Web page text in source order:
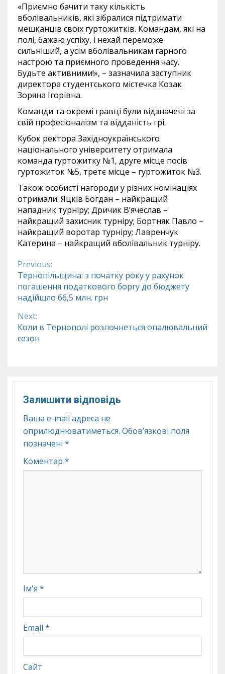
«Приємно бачити таку кількість
вболівальників, які зібралися підтримати
мешканців своїх гуртожитків. Командам, які на
полі, бажаю успіху, і нехай переможе
сильніший, а усім вболівальникам гарного
настрою та приємного проведення часу.
Будьте активними!», – зазначила заступник
директора студентського містечка Козак
Зоряна Ігорівна.
Команди та окремі гравці були відзначені за
свій професіоналізм та відданість грі.
Кубок ректора Західноукраїнського
національного університету отримала
команда гуртожитку №1, друге місце посів
гуртожиток №5, третє місце – гуртожиток №3.
Також особисті нагороди у різних номінаціях
отримали: Яцків Богдан – найкращий
нападник турніру; Дричик Вʼячеслав –
найкращий захисник турніру; Бортняк Павло –
найкращий воротар турніру; Лавренчук
Катерина – найкращий вболівальник турніру.
Continue
Reading
Previous:
Тернопільщина: з початку року у рахунок
погашення податкового боргу до бюджету
надійшло 66,5 млн. грн
Next:
Коли в Тернополі розпочнеться опалювальний
сезон
Залишити відповідь
Ваша e-mail адреса не
оприлюднюватиметься. Обов’язкові поля
позначені *
Коментар *
Ім'я *
Email *
Сайт